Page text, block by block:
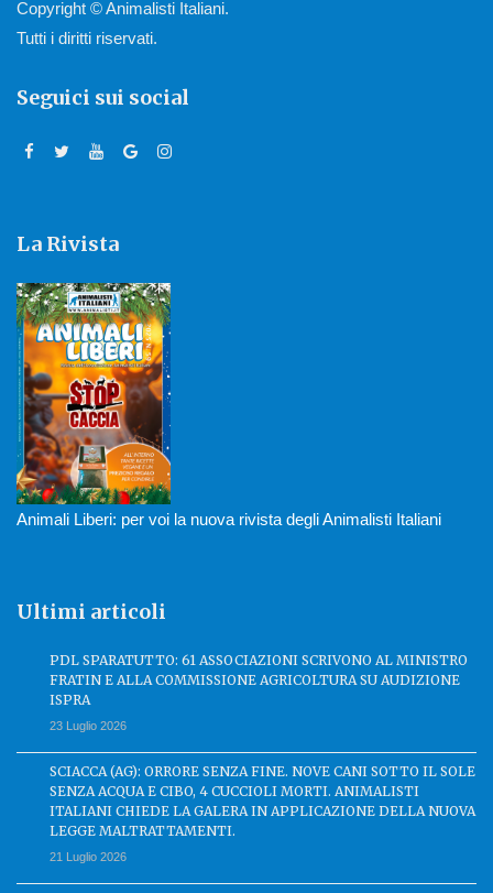
Copyright © Animalisti Italiani.
Tutti i diritti riservati.
Seguici sui social
La Rivista
Animali Liberi: per voi la nuova rivista degli Animalisti Italiani
Ultimi articoli
PDL SPARATUTTO: 61 ASSOCIAZIONI SCRIVONO AL MINISTRO
FRATIN E ALLA COMMISSIONE AGRICOLTURA SU AUDIZIONE
ISPRA
23 Luglio 2026
SCIACCA (AG): ORRORE SENZA FINE. NOVE CANI SOTTO IL SOLE
SENZA ACQUA E CIBO, 4 CUCCIOLI MORTI. ANIMALISTI
ITALIANI CHIEDE LA GALERA IN APPLICAZIONE DELLA NUOVA
LEGGE MALTRATTAMENTI.
21 Luglio 2026